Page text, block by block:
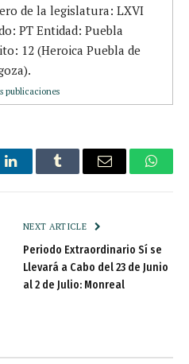
de la legislatura: LXVI
PT Entidad: Puebla
12 (Heroica Puebla de
publicaciones
LinkedInTumblr Email
NEXT ARTICLE
Periodo Extraordinario Sí se
Llevará a Cabo del 23 de Junio
al 2 de Julio: Monreal